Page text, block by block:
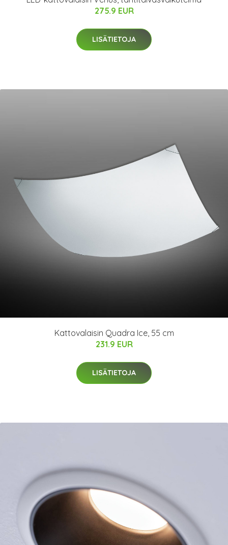
275.9 EUR
LISÄTIETOJA
Kattovalaisin Quadra Ice, 55 cm
231.9 EUR
LISÄTIETOJA